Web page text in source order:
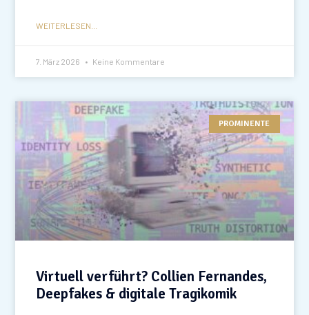
WEITERLESEN...
7. März 2026 Keine Kommentare
PROMINENTE
Virtuell verführt? Collien Fernandes,
Deepfakes & digitale Tragikomik